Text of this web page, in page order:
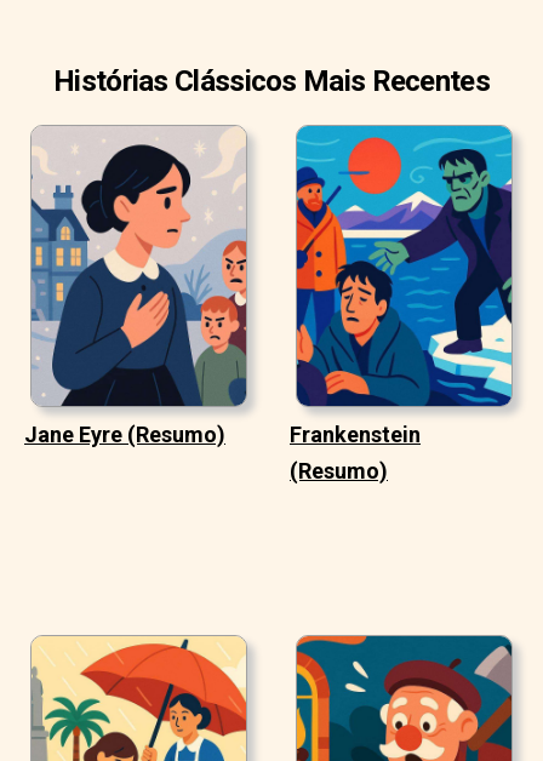
Histórias Clássicos Mais Recentes
Jane Eyre (Resumo)
Frankenstein
(Resumo)